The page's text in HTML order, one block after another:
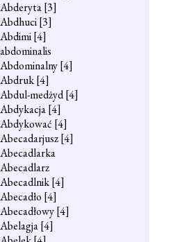
Abderyta[3]
Abdhuci[3]
Abdimi[4]
abdominalis
Abdominalny[4]
Abdruk[4]
Abdul-medżyd[4]
Abdykacja[4]
Abdykować [4]
Abecadarjusz[4]
Abecadlarka
Abecadlarz
Abecadlnik[4]
Abecadło [4]
Abecadłowy[4]
Abelagja[4]